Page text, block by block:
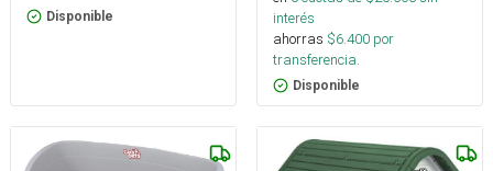
Disponible
interés
ahorras $6.400 por
transferencia.
Disponible